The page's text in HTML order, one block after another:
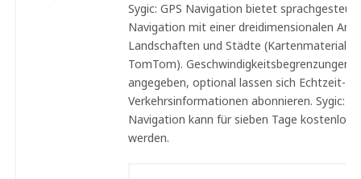
Sygic: GPS Navigation bietet
Navigation mit einer dreidimensionalen
Landschaften und Städte (Kartenmaterial
TomTom). Geschwindigkeitsbegrenzungen
angegeben, optional lassen sich Echtzeit-
Verkehrsinformationen abonnieren. Sygic:
Navigation kann für sieben Tage kostenlos
werden.